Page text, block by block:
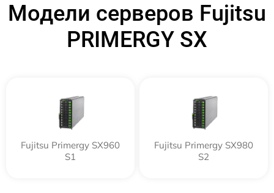
Модели серверов Fujitsu
PRIMERGY SX
Fujitsu Primergy SX960
S1
Fujitsu Primergy SX980
S2